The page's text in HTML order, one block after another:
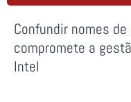
Confundir nomes
compromete a
Intel